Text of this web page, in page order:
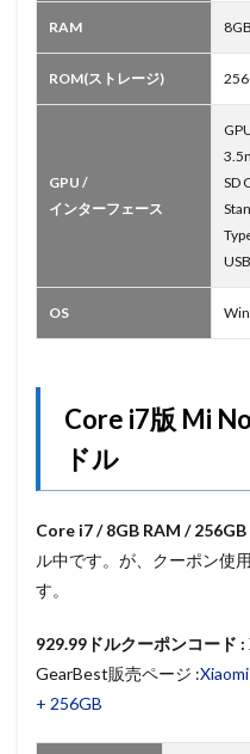
RAM 8GB
ROM(ストレージ)
GPU /
インターフェース
SD
OS
Core i7版 Mi
ドル
Core i7 / 8GB RAM / 256GB
ル中です。が、クーポン使
す。
929.99ドルクーポンコー
GearBest販売ページ :
+ 256GB